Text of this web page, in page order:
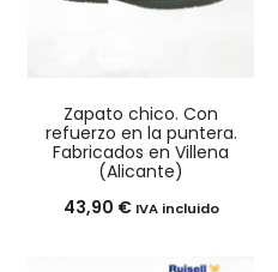
5,20 €
Zapato chico. Con
refuerzo en la puntera.
Fabricados en Villena
(Alicante)
43,90 € IVA incluido